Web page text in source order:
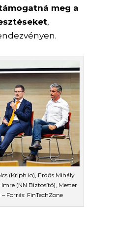
meg a
,
(Kriph.io), Erdős Mihály
(NN Biztosító), Mester
Forrás: FinTechZone